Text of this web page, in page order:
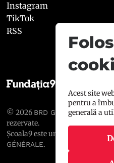
Instagram
TikTok
RSS
© 2026 BRD GROUPE SOCIÉTÉ
rezervate.
Școala9 este un proiect susținut
GÉNÉRALE.
Acest site
pentru a
generală a